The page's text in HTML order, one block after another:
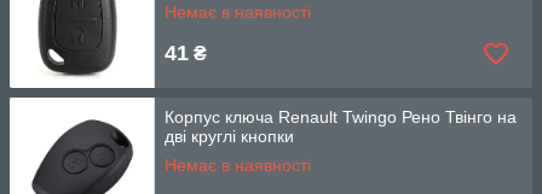
Немає в наявності
41 ₴
Корпус ключа Renault Twingo Рено Твінго на
дві круглі кнопки
Немає в наявності